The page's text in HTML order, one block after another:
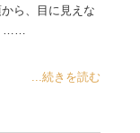
ら、目に見えな
……
...続きを読む